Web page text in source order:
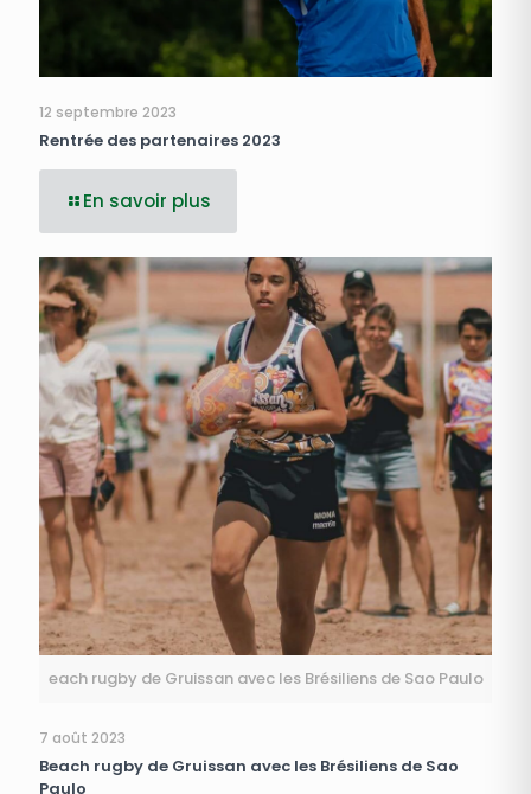
12 septembre 2023
Rentrée des partenaires 2023
En savoir plus
each rugby de Gruissan avec les Brésiliens de Sao Paulo
7 août 2023
Beach rugby de Gruissan avec les Brésiliens de Sao
Paulo